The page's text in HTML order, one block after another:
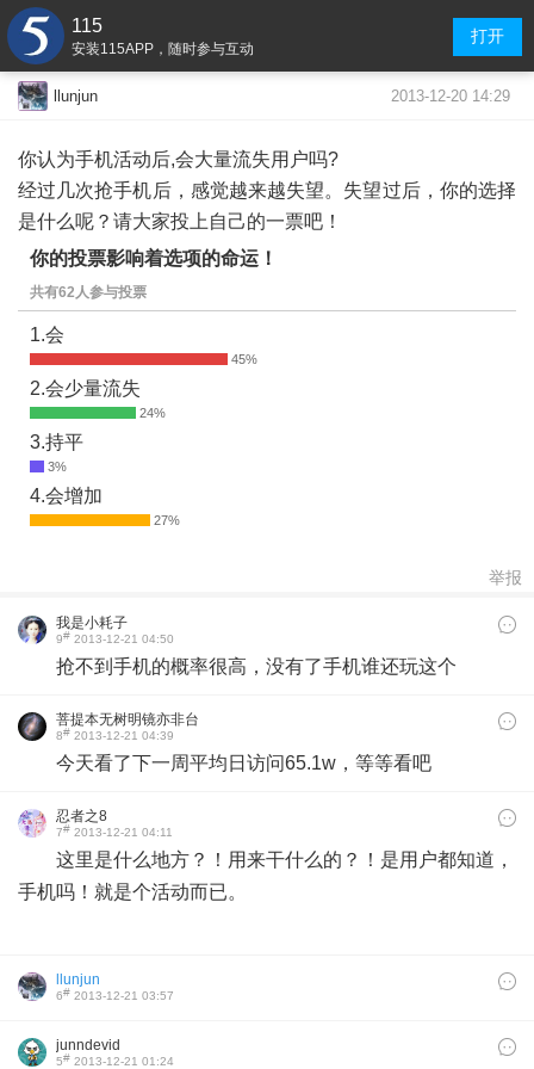
115
安装115APP，随时参与互动
打开
llunjun 2013-12-20 14:29
你认为手机活动后,会大量流失用户吗?
经过几次抢手机后，感觉越来越失望。失望过后，你的选择
是什么呢？请大家投上自己的一票吧！
你的投票影响着选项的命运！
共有62人参与投票
1.会
2.会少量流失
3.持平
4.会增加
举报
我是小耗子
9# 2013-12-21 04:50
抢不到手机的概率很高，没有了手机谁还玩这个
菩提本无树明镜亦非台
本来无一物
8# 2013-12-21 04:39
今天看了下一周平均日访问65.1w，等等看吧
忍者之8
7# 2013-12-21 04:11
这里是什么地方？！用来干什么的？！是用户都知道，
手机吗！就是个活动而已。​
llunjun
6# 2013-12-21 03:57
junndevid
5# 2013-12-21 01:24